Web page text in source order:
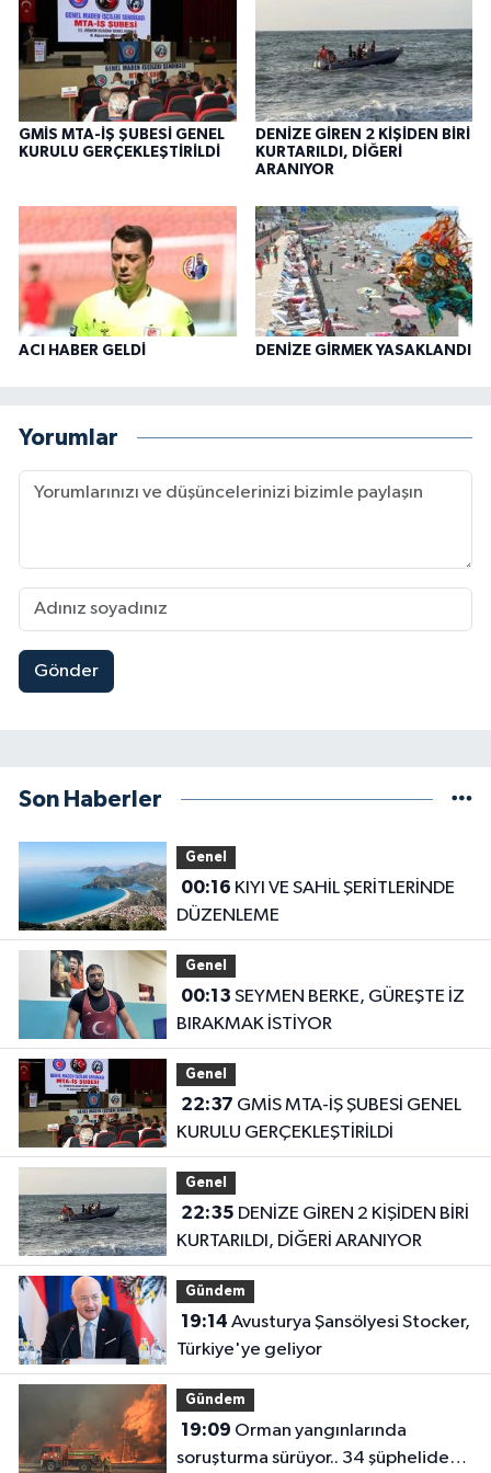
GMİS MTA-İŞ ŞUBESİ GENEL
KURULU GERÇEKLEŞTİRİLDİ
DENİZE GİREN 2 KİŞİDEN BİRİ
KURTARILDI, DİĞERİ
ARANIYOR
ACI HABER GELDİ DENİZE GİRMEK YASAKLANDI
Yorumlar
Gönder
Son Haberler
Genel
00:16
DÜZENLEME
Genel
00:13
BIRAKMAK İSTİYOR
Genel
22:37
KURULU GERÇEKLEŞTİRİLDİ
Genel
22:35
KURTARILDI, DİĞERİ ARANIYOR
Gündem
19:14
Türkiye'ye geliyor
Gündem
19:09
soruşturma sürüyor.. 34 şüpheliden